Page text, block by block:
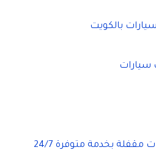
بخدمة متوفرة 24/7